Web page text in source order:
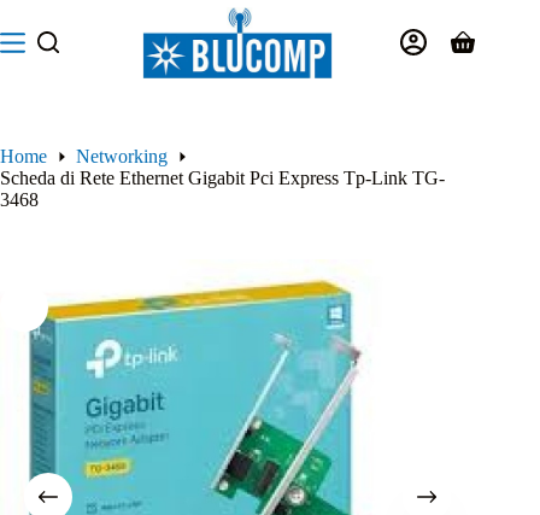
al
contenuto
Carrello
Home
Networking
Scheda di Rete Ethernet Gigabit Pci Express Tp-Link TG-
3468